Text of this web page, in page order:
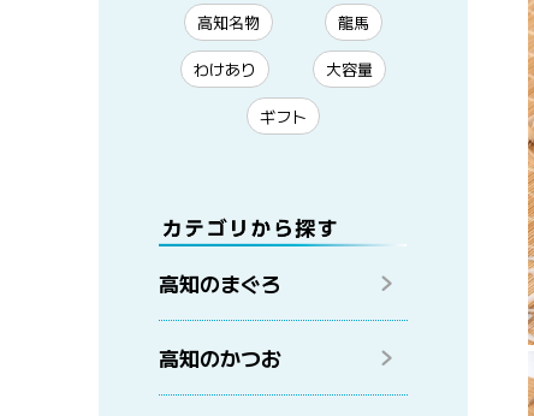
高知名物 龍馬
わけあり 大容量
ギフト
高知のまぐろ
高知のかつお